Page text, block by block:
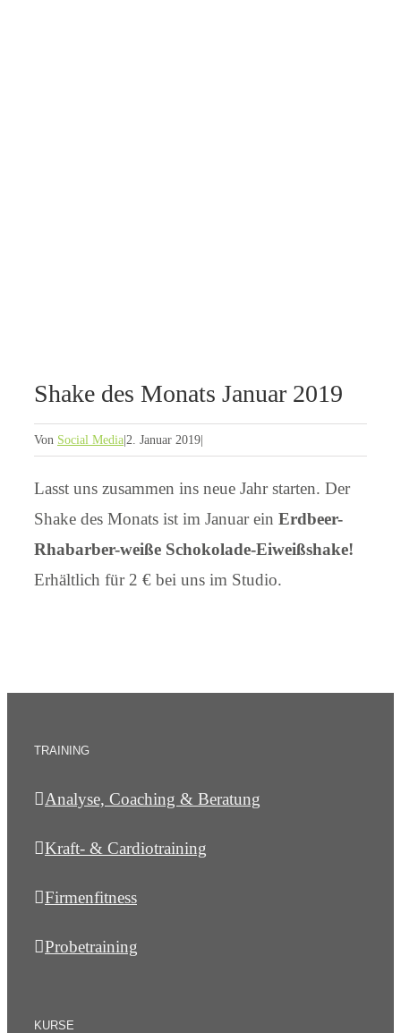
Shake des Monats Januar 2019
Von Social Media 2. Januar 2019
Lasst uns zusammen ins neue Jahr starten. Der
Shake des Monats ist im Januar ein Erdbeer-
Rhabarber-weiße Schokolade-Eiweißshake!
Erhältlich für 2 € bei uns im Studio.
TRAINING
Analyse, Coaching & Beratung
Kraft- & Cardiotraining
Firmenfitness
Probetraining
KURSE